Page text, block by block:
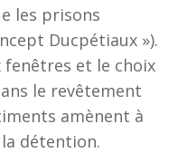
les prisons
Ducpétiaux »).
fenêtres et le choix
le revêtement
amènent à
détention.